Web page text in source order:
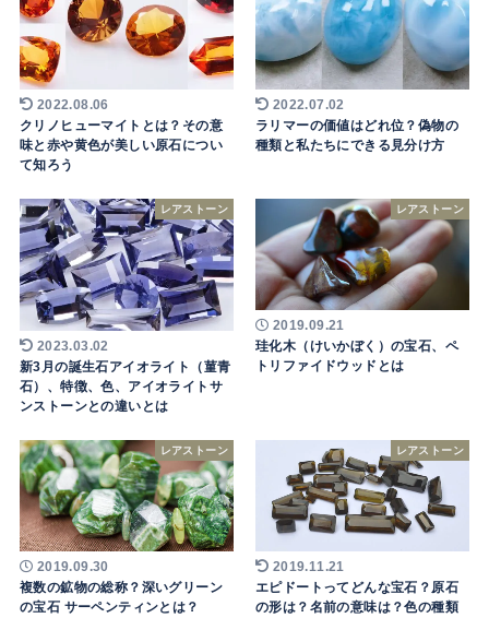
2022.08.06
クリノヒューマイトとは？その意
味と赤や黄色が美しい原石につい
て知ろう
2022.07.02
ラリマーの価値はどれ位？偽物の
種類と私たちにできる見分け方
レアストーン
2023.03.02
新3月の誕生石アイオライト（菫青
石）、特徴、色、アイオライトサ
ンストーンとの違いとは
レアストーン
2019.09.21
珪化木（けいかぼく）の宝石、ペ
トリファイドウッドとは
レアストーン
2019.09.30
複数の鉱物の総称？深いグリーン
の宝石 サーペンティンとは？
レアストーン
2019.11.21
エピドートってどんな宝石？原石
の形は？名前の意味は？色の種類